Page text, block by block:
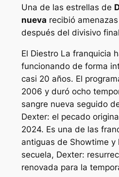
Una de las estrellas de
nueva recibió
después del divisivo
El DiestroLa franquicia
funcionando de forma
casi 20 años. El
2006 y duró ocho
sangre nueva seguido
Dexter: el pecado
2024. Es una de las
antiguas de Showtime y
secuela, Dexter:
renovada para la